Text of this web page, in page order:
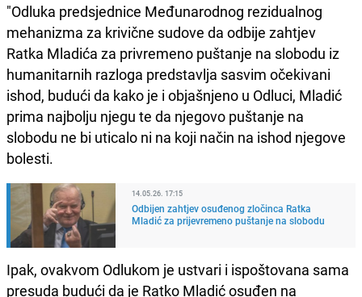
"Odluka predsjednice Međunarodnog rezidualnog
mehanizma za krivične sudove da odbije zahtjev
Ratka Mladića za privremeno puštanje na slobodu iz
humanitarnih razloga predstavlja sasvim očekivani
ishod, budući da kako je i objašnjeno u Odluci, Mladić
prima najbolju njegu te da njegovo puštanje na
slobodu ne bi uticalo ni na koji način na ishod njegove
bolesti.
14.05.26. 17:15
Odbijen zahtjev osuđenog zločinca Ratka
Mladić za prijevremeno puštanje na slobodu
Ipak, ovakvom Odlukom je ustvari i ispoštovana sama
presuda budući da je Ratko Mladić osuđen na